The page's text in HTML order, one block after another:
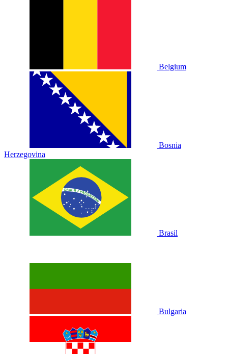
Belgium
Bosnia
Herzegovina
Brasil
Bulgaria